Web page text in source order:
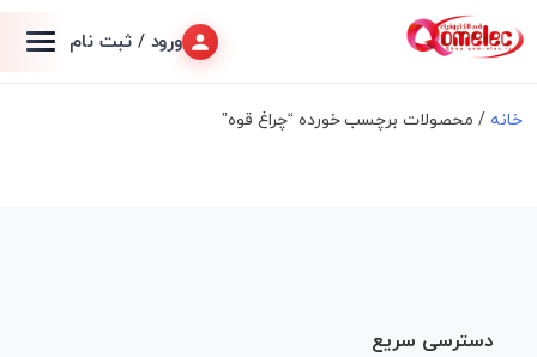
ورود / ثبت نام
خانه / محصولات برچسب خورده “چراغ قوه”
دسترسی سریع